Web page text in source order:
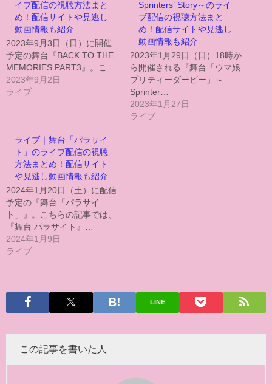
イブ配信の視聴方法まと
め！配信サイトや見逃し
動画情報も紹介
2023年9月3日（日）に開催
予定の舞台『BACK TO THE
MEMORIES PART3』。こ…
2023年9月2日
ライブ
Sprinters’ Story～のライ
ブ配信の視聴方法まと
め！配信サイトや見逃し
動画情報も紹介
2023年1月29日（日）18時か
ら開催される『舞台「ウマ娘
プリティーダービー」～
Sprinter…
2023年1月27日
ライブ
ライブ｜舞台「パラサイ
ト」のライブ配信の視聴
方法まとめ！配信サイト
や見逃し動画情報も紹介
2024年1月20日（土）に配信
予定の『舞台「パラサイ
ト」』。こちらの記事では、
『舞台 パラサイト』…
2024年1月9日
ライブ
LINE
この記事を書いた人